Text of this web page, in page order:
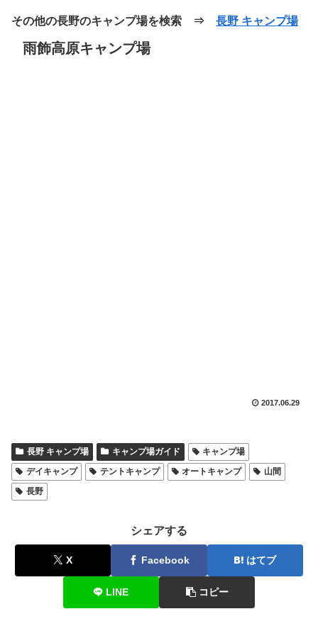
その他の長野のキャンプ場を検索 ⇒ 長野 キャンプ場
雨飾高原キャンプ場
2017.06.29
長野 キャンプ場 キャンプ場ガイド
キャンプ場
デイキャンプ
テントキャンプ オートキャンプ
山間
長野
シェアする
X Facebook はてブ
LINE コピー